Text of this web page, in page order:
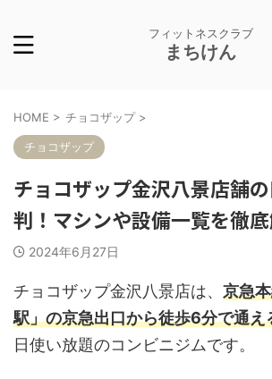
フィットネスクラブ
まちけん
HOME > チョコザップ >
チョコザップ
チョコザップ金沢八景店舗
判！マシンや設備一覧を徹
2024年6月27日
チョコザップ金沢八景店は、 京急
駅」の京急出口から徒歩6分で通え
日使い放題のコンビニジムです。